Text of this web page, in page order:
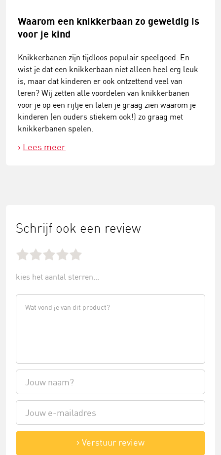
Waarom een knikkerbaan zo geweldig is
voor je kind
Knikkerbanen zijn tijdloos populair speelgoed. En
wist je dat een knikkerbaan niet alleen heel erg leuk
is, maar dat kinderen er ook ontzettend veel van
leren? Wij zetten alle voordelen van knikkerbanen
voor je op een rijtje en laten je graag zien waarom je
kinderen (en ouders stiekem ook!) zo graag met
knikkerbanen spelen.
Lees meer
Schrijf ook een review
kies het aantal sterren...
Verstuur review